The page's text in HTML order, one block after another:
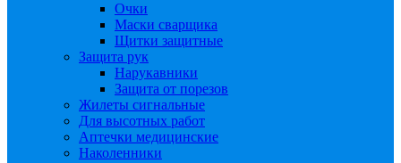
Очки
Маски сварщика
Щитки защитные
Защита рук
Нарукавники
Защита от порезов
Жилеты сигнальные
Для высотных работ
Аптечки медицинские
Наколенники